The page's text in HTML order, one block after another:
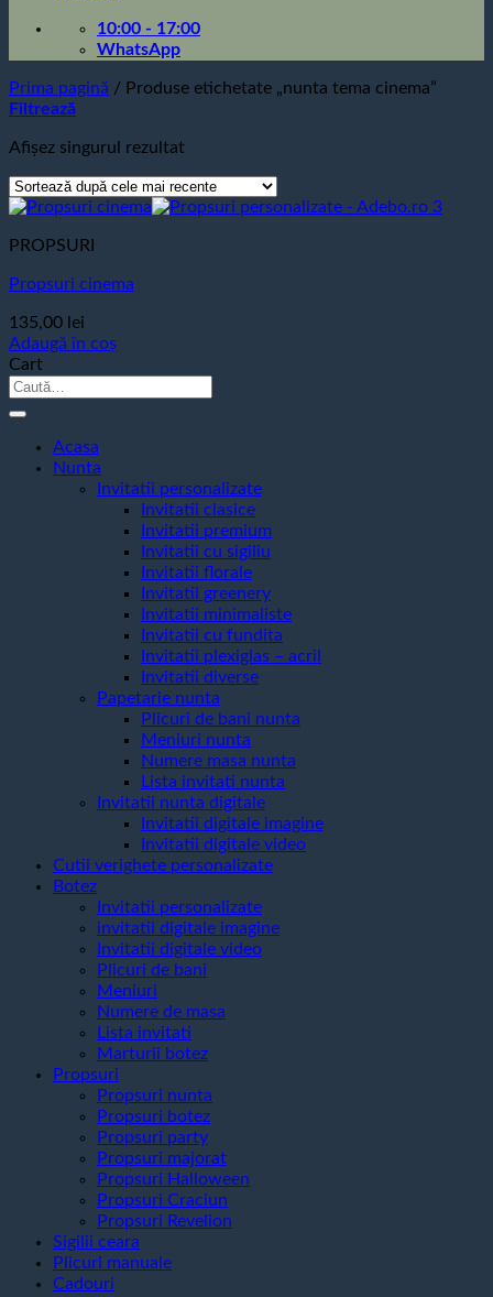
10:00 - 17:00
WhatsApp
Prima pagină / Produse etichetate „nunta tema cinema”
Filtrează
Afișez singurul rezultat
PROPSURI
Propsuri cinema
135,00 lei
Adaugă în coș
Cart
Caută
Acasa
Nunta
Invitatii personalizate
Invitatii clasice
Invitatii premium
Invitatii cu sigiliu
Invitatii florale
Invitatii greenery
Invitatii minimaliste
Invitatii cu fundita
Invitatii plexiglas – acril
Invitatii diverse
Papetarie nunta
Plicuri de bani nunta
Meniuri nunta
Numere masa nunta
Lista invitati nunta
Invitatii nunta digitale
Invitatii digitale imagine
Invitatii digitale video
Cutii verighete personalizate
Botez
Invitatii personalizate
invitatii digitale imagine
Invitatii digitale video
Plicuri de bani
Meniuri
Numere de masa
Lista invitati
Marturii botez
Propsuri
Propsuri nunta
Propsuri botez
Propsuri party
Propsuri majorat
Propsuri Halloween
Propsuri Craciun
Propsuri Revelion
Sigilii ceara
Plicuri manuale
Cadouri